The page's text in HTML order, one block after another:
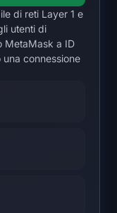
di reti Layer 1 e
utenti di
MetaMask a ID
connessione